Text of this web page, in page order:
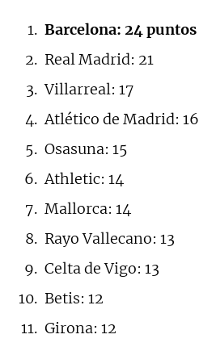
Barcelona: 24 puntos
Real Madrid: 21
Villarreal: 17
Atlético de Madrid: 16
Osasuna: 15
Athletic: 14
Mallorca: 14
Rayo Vallecano: 13
Celta de Vigo: 13
Betis: 12
Girona: 12